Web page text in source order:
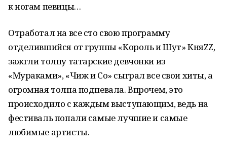
к ногам певицы…
Отработал на все сто свою программу
отделившийся от группы «Король и Шут» КняZZ,
зажгли толпу татарские девчонки из
«Мураками», «Чиж и Со» сыграл все свои хиты, а
огромная толпа подпевала. Впрочем, это
происходило с каждым выступающим, ведь на
фестиваль попали самые лучшие и самые
любимые артисты.